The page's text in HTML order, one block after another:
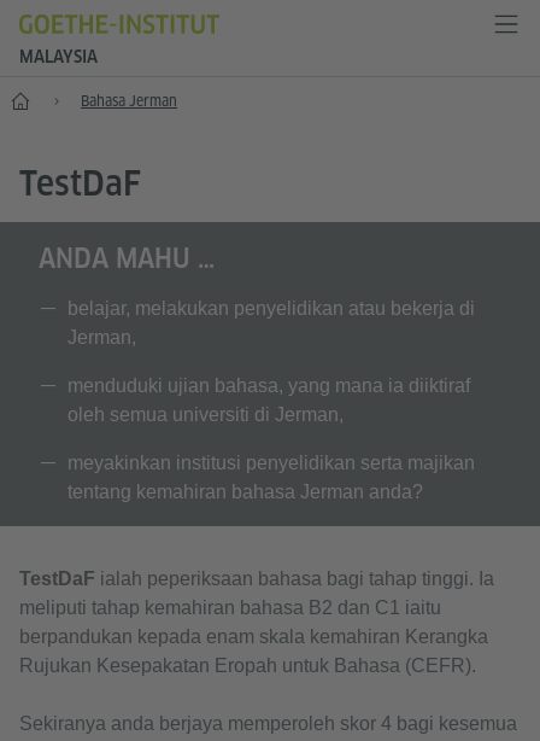
MALAYSIA
Home Bahasa Jerman
TestDaF
ANDA MAHU …
belajar, melakukan penyelidikan atau bekerja di
Jerman,
menduduki ujian bahasa, yang mana ia diiktiraf
oleh semua universiti di Jerman,
meyakinkan institusi penyelidikan serta majikan
tentang kemahiran bahasa Jerman anda?
TestDaF ialah peperiksaan bahasa bagi tahap tinggi. Ia
meliputi tahap kemahiran bahasa B2 dan C1 iaitu
berpandukan kepada enam skala kemahiran Kerangka
Rujukan Kesepakatan Eropah untuk Bahasa (CEFR).
Sekiranya anda berjaya memperoleh skor 4 bagi kesemua